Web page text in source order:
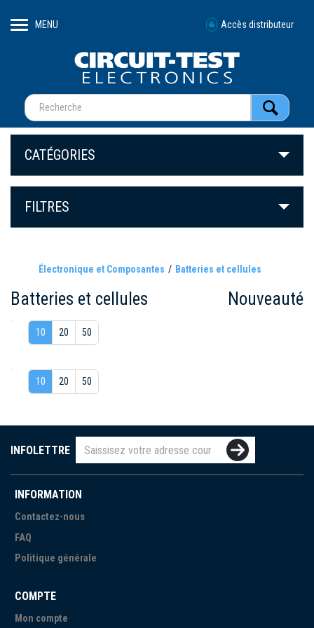
MENU Accès distributeur
CATÉGORIES
FILTRES
Électronique et Composantes Batteries et cellules
Batteries et cellules Nouveauté
10 20 50
10 20 50
INFOLETTRE
INFORMATION
Contactez-nous
FAQ
Politique générale
COMPTE
Mon compte